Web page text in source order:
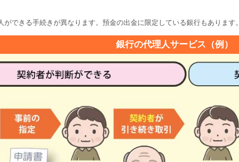
できる手続きが異なります。預金の出金に限定している銀行もあります。
銀行の代理人サービス（例）